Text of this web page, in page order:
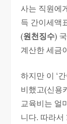
사는 직원에
득 간이세액
(원천징수)
계산한 세금
하지만 이 ‘
비했고(신용
교육비는 얼
니다. 따라서